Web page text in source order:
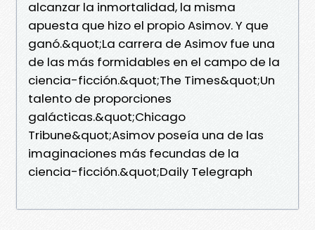
alcanzar la inmortalidad, la misma
apuesta que hizo el propio Asimov. Y que
ganó.&quot;La carrera de Asimov fue una
de las más formidables en el campo de la
ciencia-ficción.&quot;The Times&quot;Un
talento de proporciones
galácticas.&quot;Chicago
Tribune&quot;Asimov poseía una de las
imaginaciones más fecundas de la
ciencia-ficción.&quot;Daily Telegraph